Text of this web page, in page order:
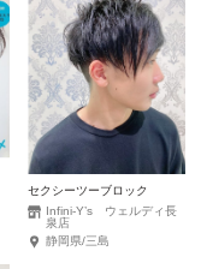
セクシーツーブロック
Infini-Y’s ウェルディ長
泉店
静岡県/三島